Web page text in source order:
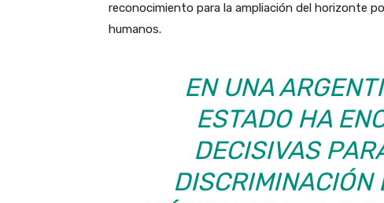
reconocimiento para la ampliación del horizonte
humanos.
EN UNA
ESTADO HA
DECISIVAS
DISCRIMINACIÓN